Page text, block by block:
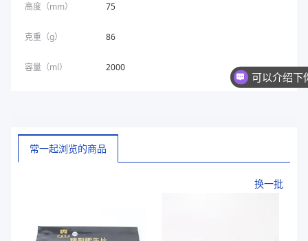
高度（mm） 75
克重（g） 86
容量（ml） 2000
常一起浏览的商品
换一批